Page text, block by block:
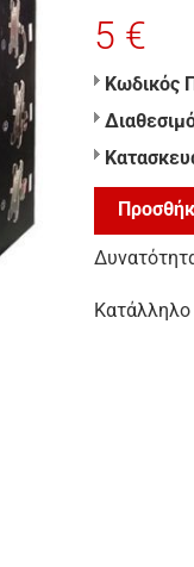
5 €
Κωδικός
Κατάλληλο